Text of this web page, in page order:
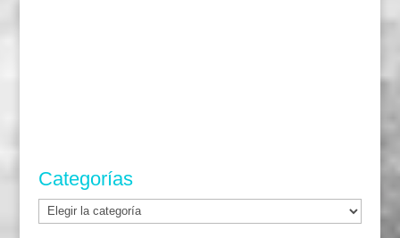
Categorías
Categorías